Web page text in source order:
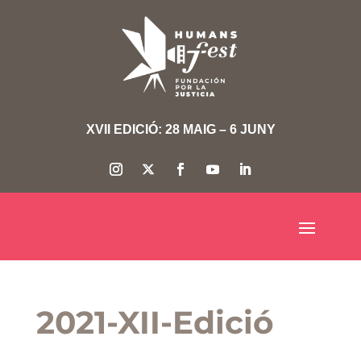
XVII EDICIÓ: 28 MAIG – 6 JUNY
2021-XII-Edició